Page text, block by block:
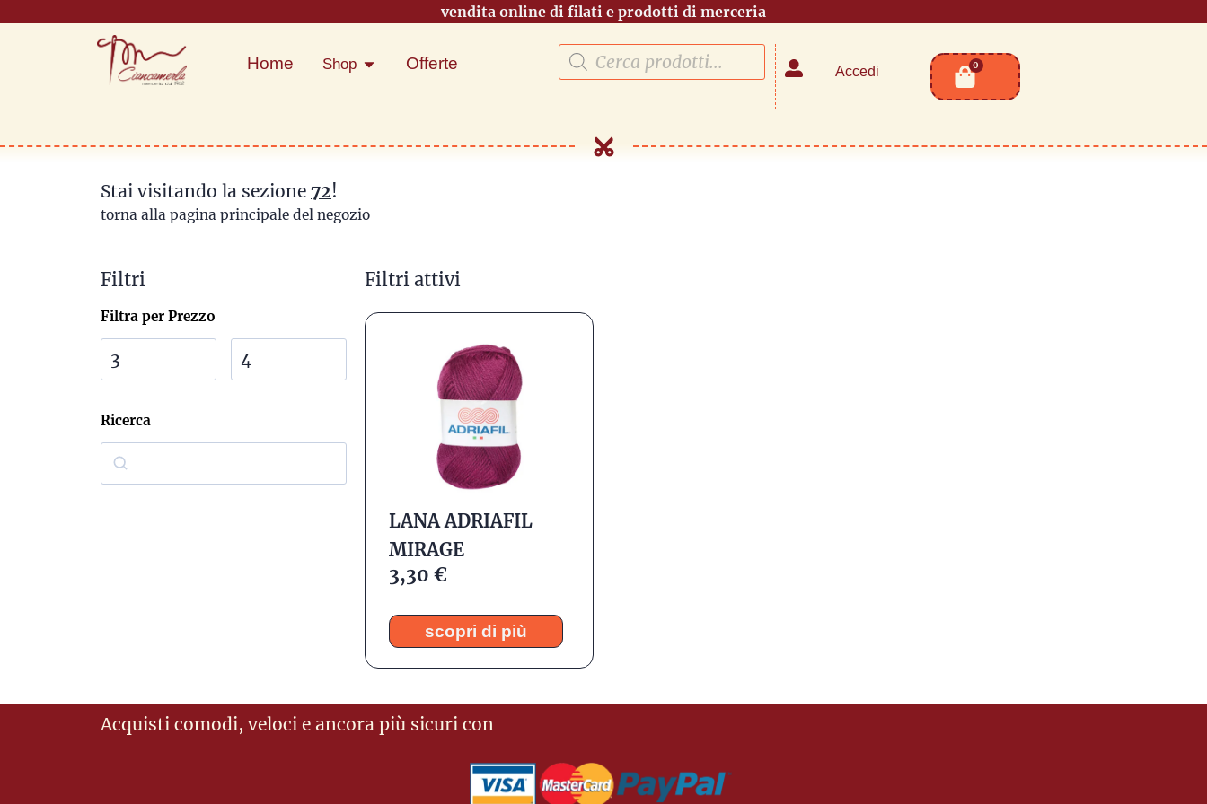
vendita online di filati e prodotti di merceria
Home Shop Offerte Accedi 0
Stai visitando la sezione 72!
torna alla pagina principale del negozio
Filtri
Filtra per Prezzo
Ricerca
Filtri attivi
LANA ADRIAFIL
MIRAGE
3,30€
scopri di più
Acquisti comodi, veloci e ancora più sicuri con